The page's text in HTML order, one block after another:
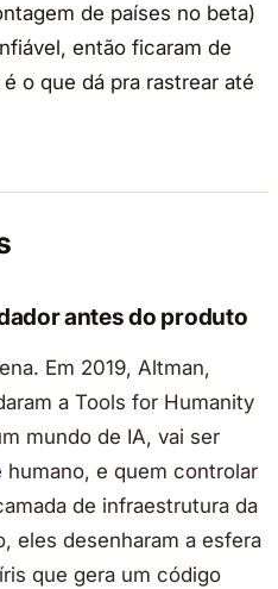
de países no beta)
então ficaram de
o que dá pra rastrear até
antes do produto
Em 2019, Altman,
a Tools for Humanity
mundo de IA, vai ser
e quem controlar
de infraestrutura da
eles desenharam a esfera
que gera um código